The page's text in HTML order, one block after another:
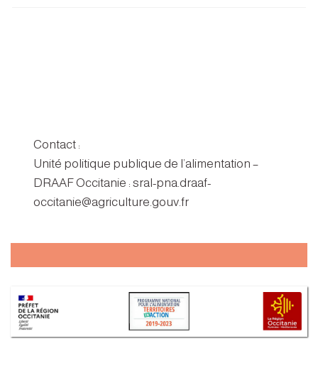
Contact :
Unité politique publique de l’alimentation –
DRAAF Occitanie : sral-pna.draaf-
occitanie@agriculture.gouv.fr